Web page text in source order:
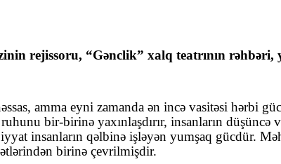
rejissoru, “Gənclik” xalq teatrının rəhbəri,
amma eyni zamanda ən incə vasitəsi hərbi
bir-birinə yaxınlaşdırır, insanların
insanların qəlbinə işləyən yumşaq gücdür.
birinə çevrilmişdir.